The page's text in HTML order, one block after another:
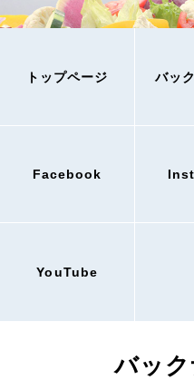
トップページ バッ
Facebook
YouTube
バッ